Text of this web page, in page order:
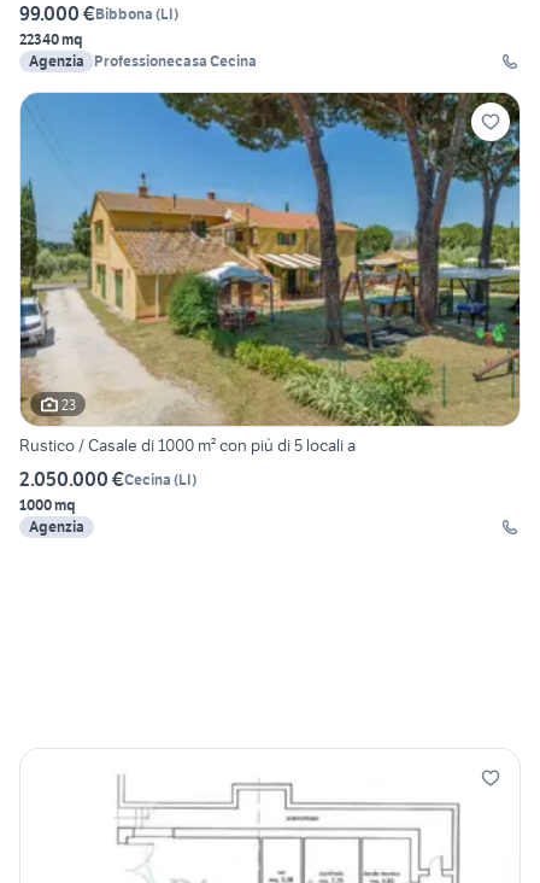
99.000 €Bibbona (LI)
22340 mq
Agenzia
Professionecasa Cecina
23
Rustico / Casale di 1000 m² con più di 5 locali a
2.050.000 €Cecina (LI)
1000 mq
Agenzia